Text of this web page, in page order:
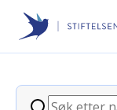
Stiftelsen Dam
Søk
back